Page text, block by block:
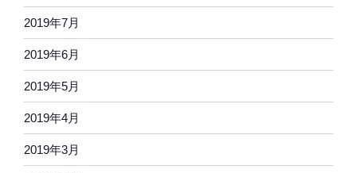
2019年7月
2019年6月
2019年5月
2019年4月
2019年3月